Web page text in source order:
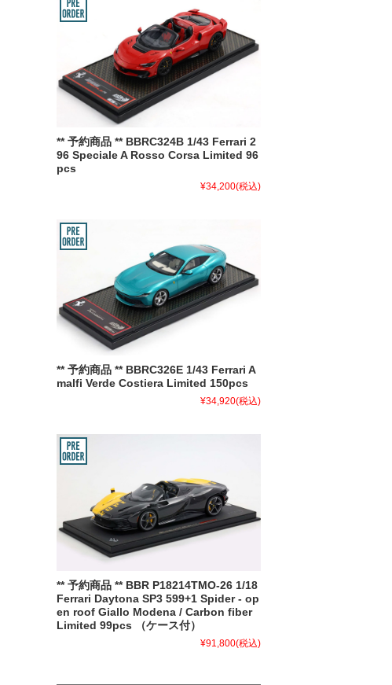
** 予約商品 ** BBRC324B 1/43 Ferrari 2
96 Speciale A Rosso Corsa Limited 96
pcs
¥34,200(税込)
** 予約商品 ** BBRC326E 1/43 Ferrari A
malfi Verde Costiera Limited 150pcs
¥34,920(税込)
** 予約商品 ** BBR P18214TMO-26 1/18
Ferrari Daytona SP3 599+1 Spider - op
en roof Giallo Modena / Carbon fiber
Limited 99pcs （ケース付）
¥91,800(税込)